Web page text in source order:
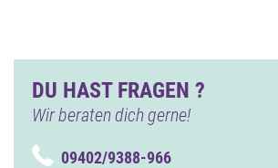
DU HAST FRAGEN ?
Wir beraten dich gerne!
09402/9388-966